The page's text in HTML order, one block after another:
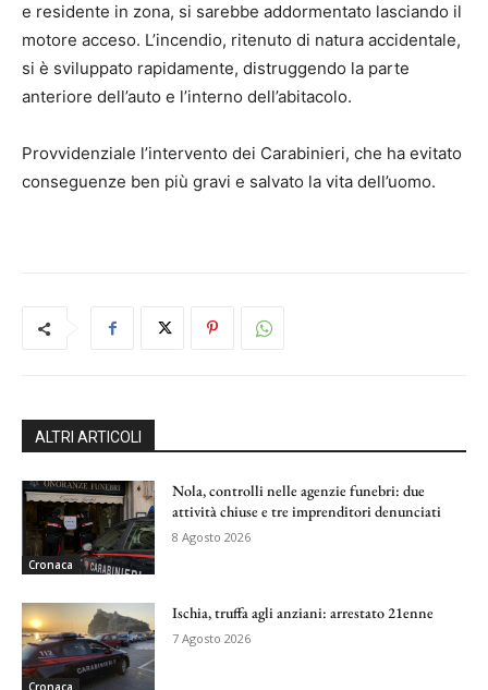
e residente in zona, si sarebbe addormentato lasciando il
motore acceso. L’incendio, ritenuto di natura accidentale,
si è sviluppato rapidamente, distruggendo la parte
anteriore dell’auto e l’interno dell’abitacolo.
Provvidenziale l’intervento dei Carabinieri, che ha evitato
conseguenze ben più gravi e salvato la vita dell’uomo.
ALTRI ARTICOLI
Cronaca
Nola, controlli nelle agenzie funebri: due
attività chiuse e tre imprenditori denunciati
8 Agosto 2026
Cronaca
Ischia, truffa agli anziani: arrestato 21enne
7 Agosto 2026